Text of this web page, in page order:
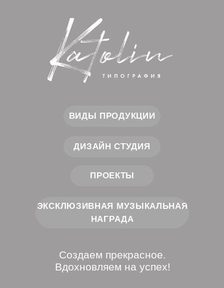
КОНТАКТЫ
ЭКСКЛЮЗИВНАЯ МУЗЫКАЛЬНАЯ
ВИДЫ ПРОДУКЦИИ
+7 (981) 987-76-61